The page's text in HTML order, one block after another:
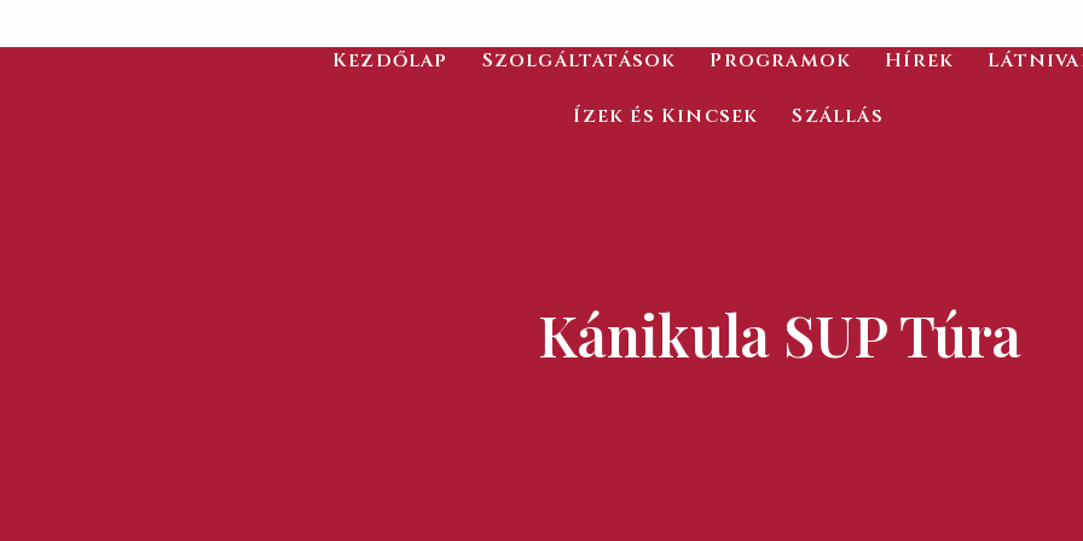
Kezdőlap Szolgáltatások Programok Hírek
Ízek és Kincsek Szállás
Kánikula SUP Túra